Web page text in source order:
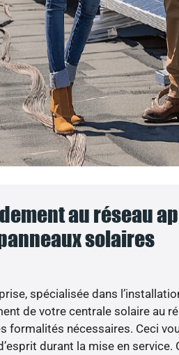
au réseau
solaires
spécialisée dans
de votre centrale solaire au
formalités nécessaires. Ceci
durant la mise en service.